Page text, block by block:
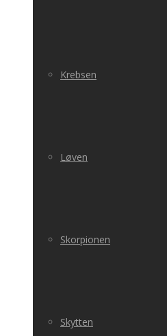
Krebsen
Løven
Skorpionen
Skytten